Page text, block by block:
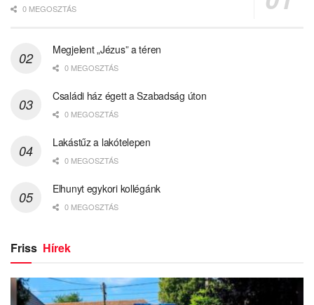
0 MEGOSZTÁS
Megjelent „Jézus” a téren
0 MEGOSZTÁS
Családi ház égett a Szabadság úton
0 MEGOSZTÁS
Lakástűz a lakótelepen
0 MEGOSZTÁS
Elhunyt egykori kollégánk
0 MEGOSZTÁS
Friss Hírek